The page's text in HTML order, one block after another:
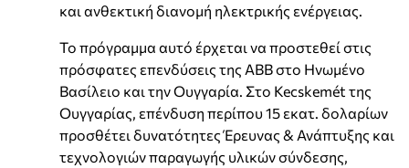
και ανθεκτική διανομή ηλεκτρικής ενέργειας.
Το πρόγραμμα αυτό έρχεται να προστεθεί στις
πρόσφατες επενδύσεις της ABB στο Ηνωμένο
Βασίλειο και την Ουγγαρία. Στο Kecskemét της
Ουγγαρίας, επένδυση περίπου 15 εκατ. δολαρίων
προσθέτει δυνατότητες Έρευνας & Ανάπτυξης και
τεχνολογιών παραγωγής υλικών σύνδεσης,